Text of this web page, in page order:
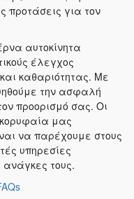
προτάσεις για τον
αυτοκίνητα
έλεγχος
καθαριότητας. Με
την ασφαλή
προορισμό σας. Οι
μας
να παρέχουμε στους
υπηρεσίες
τους.